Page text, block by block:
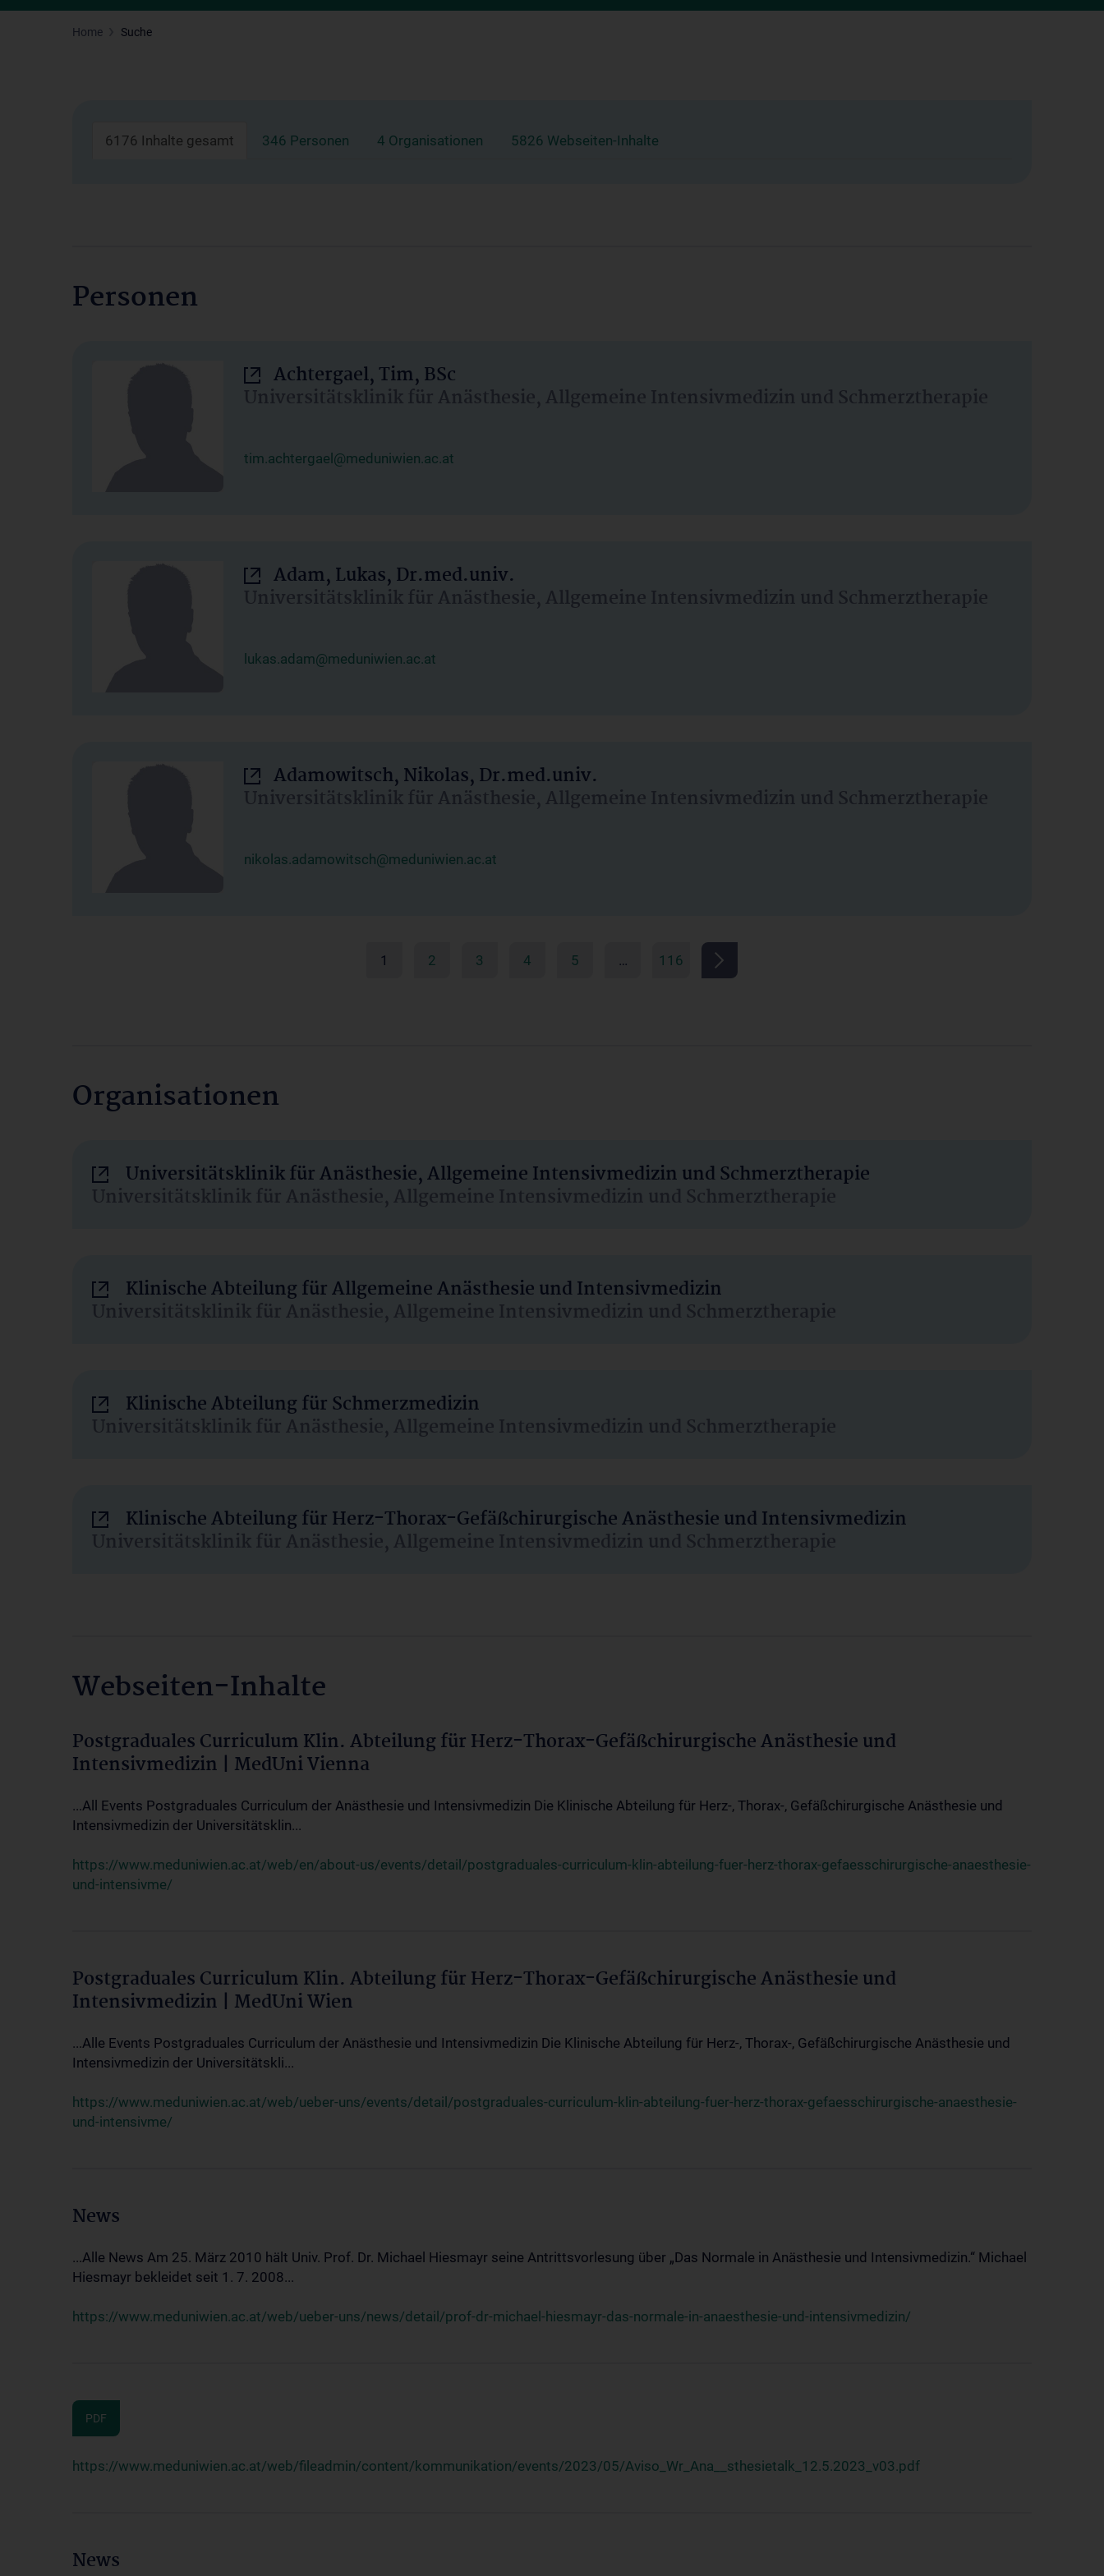
Home Suche
6176 Inhalte gesamt 346 Personen 4 Organisationen 5826 Webseiten-Inhalte
Personen
Achtergael, Tim, BSc
Universitätsklinik für Anästhesie, Allgemeine Intensivmedizin und Schmerztherapie
tim.achtergael@meduniwien.ac.at
Adam, Lukas, Dr.med.univ.
Universitätsklinik für Anästhesie, Allgemeine Intensivmedizin und Schmerztherapie
lukas.adam@meduniwien.ac.at
Adamowitsch, Nikolas, Dr.med.univ.
Universitätsklinik für Anästhesie, Allgemeine Intensivmedizin und Schmerztherapie
nikolas.adamowitsch@meduniwien.ac.at
1 2 3 4 5 … 116
Organisationen
Universitätsklinik für Anästhesie, Allgemeine Intensivmedizin und Schmerztherapie
Universitätsklinik für Anästhesie, Allgemeine Intensivmedizin und Schmerztherapie
Klinische Abteilung für Allgemeine Anästhesie und Intensivmedizin
Universitätsklinik für Anästhesie, Allgemeine Intensivmedizin und Schmerztherapie
Klinische Abteilung für Schmerzmedizin
Universitätsklinik für Anästhesie, Allgemeine Intensivmedizin und Schmerztherapie
Klinische Abteilung für Herz-Thorax-Gefäßchirurgische Anästhesie und Intensivmedizin
Universitätsklinik für Anästhesie, Allgemeine Intensivmedizin und Schmerztherapie
Webseiten-Inhalte
Postgraduales Curriculum Klin. Abteilung für Herz-Thorax-Gefäßchirurgische Anästhesie und
Intensivmedizin | MedUni Vienna
...All Events Postgraduales Curriculum der Anästhesie und Intensivmedizin Die Klinische Abteilung für Herz-, Thorax-, Gefäßchirurgische Anästhesie und
Intensivmedizin der Universitätsklin...
https://www.meduniwien.ac.at/web/en/about-us/events/detail/postgraduales-curriculum-klin-abteilung-fuer-herz-thorax-gefaesschirurgische-anaesthesie-
und-intensivme/
Postgraduales Curriculum Klin. Abteilung für Herz-Thorax-Gefäßchirurgische Anästhesie und
Intensivmedizin | MedUni Wien
...Alle Events Postgraduales Curriculum der Anästhesie und Intensivmedizin Die Klinische Abteilung für Herz-, Thorax-, Gefäßchirurgische Anästhesie und
Intensivmedizin der Universitätskli...
https://www.meduniwien.ac.at/web/ueber-uns/events/detail/postgraduales-curriculum-klin-abteilung-fuer-herz-thorax-gefaesschirurgische-anaesthesie-
und-intensivme/
News
...Alle News Am 25. März 2010 hält Univ. Prof. Dr. Michael Hiesmayr seine Antrittsvorlesung über „Das Normale in Anästhesie und Intensivmedizin.“ Michael
Hiesmayr bekleidet seit 1. 7. 2008...
https://www.meduniwien.ac.at/web/ueber-uns/news/detail/prof-dr-michael-hiesmayr-das-normale-in-anaesthesie-und-intensivmedizin/
PDF
https://www.meduniwien.ac.at/web/fileadmin/content/kommunikation/events/2023/05/Aviso_Wr_Ana__sthesietalk_12.5.2023_v03.pdf
News